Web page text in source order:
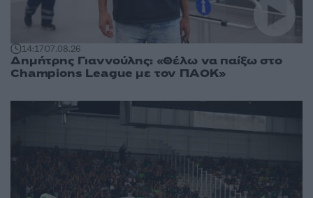
14:1707.08.26
Δημήτρης Γιαννούλης: «Θέλω να παίξω στο
Champions League με τον ΠΑΟΚ»